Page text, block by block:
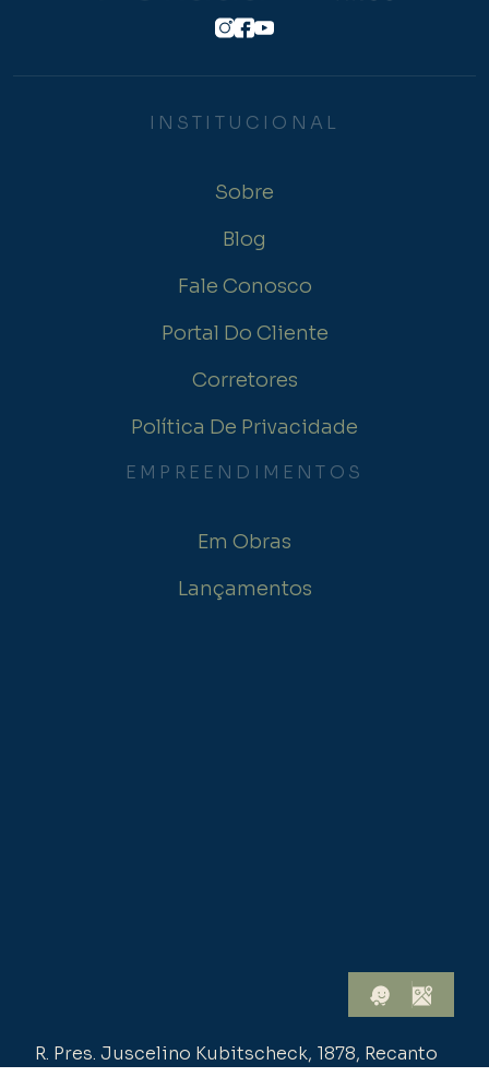
INSTITUCIONAL
Sobre
Blog
Fale Conosco
Portal Do Cliente
Corretores
Política De Privacidade
EMPREENDIMENTOS
Em Obras
Lançamentos
R. Pres. Juscelino Kubitscheck, 1878, Recanto